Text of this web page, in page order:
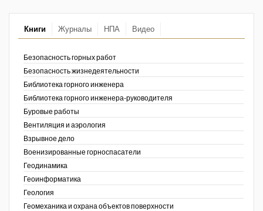
Книги Журналы НПА Видео
Безопасность горных работ
Безопасность жизнедеятельности
Библиотека горного инженера
Библиотека горного инженера-руководителя
Буровые работы
Вентиляция и аэрология
Взрывное дело
Военизированные горноспасатели
Геодинамика
Геоинформатика
Геология
Геомеханика и охрана объектов поверхности
Недропользование XXI век
Нефтегазовая вертикаль
НефтьГазПраво
Разведка и охрана недр
Сибирский форум
"СУЭК")